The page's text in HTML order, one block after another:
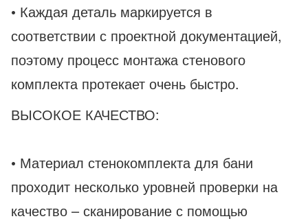
• Каждая деталь маркируется в
соответствии с проектной документацией,
поэтому процесс монтажа стенового
комплекта протекает очень быстро.
ВЫСОКОЕ КАЧЕСТВО:
• Материал стенокомплекта для бани
проходит несколько уровней проверки на
качество – сканирование с помощью